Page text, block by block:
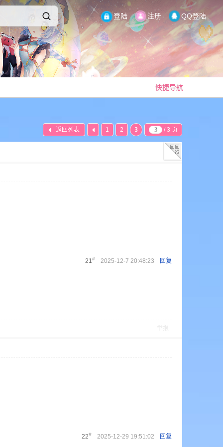
登陆 注册 QQ登陆
快捷导航
1 2 3 / 3 页
返回列表
21# 2025-12-7 20:48:23 回复
22# 2025-12-29 19:51:02 回复